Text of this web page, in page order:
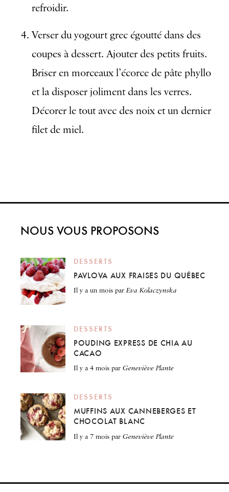
refroidir.
Verser du yogourt grec égoutté dans des
coupes à dessert. Ajouter des petits fruits.
Briser en morceaux l’écorce de pâte phyllo
et la disposer joliment dans les verres.
Décorer le tout avec des noix et un dernier
filet de miel.
NOUS VOUS PROPOSONS
DESSERTS
PAVLOVA AUX FRAISES DU QUÉBEC
il y a un mois par Eva Kolaczynska
DESSERTS
POUDING EXPRESS DE CHIA AU
CACAO
il y a 4 mois par Geneviève Plante
DESSERTS
MUFFINS AUX CANNEBERGES ET
CHOCOLAT BLANC
il y a 7 mois par Geneviève Plante